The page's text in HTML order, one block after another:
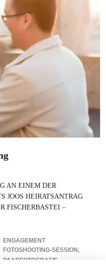
AN EINEM DER
JOOS HEIRATSANTRAG
FISCHERBASTEI –
ENGAGEMENT
FOTOSHOOTING-SESSION
PAARFOTOGRAFIE -